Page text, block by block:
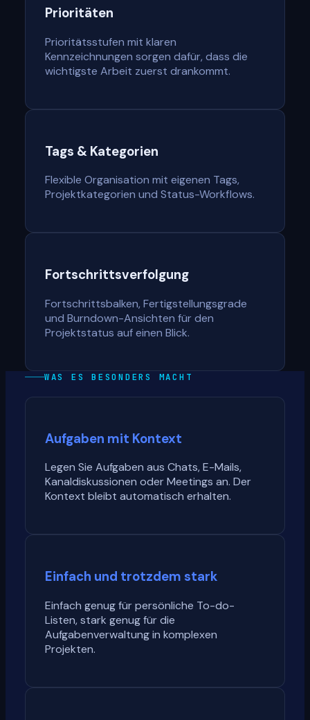
Prioritäten
Prioritätsstufen mit klaren
Kennzeichnungen sorgen dafür, dass die
wichtigste Arbeit zuerst drankommt.
Tags & Kategorien
Flexible Organisation mit eigenen Tags,
Projektkategorien und Status-Workflows.
Fortschrittsverfolgung
Fortschrittsbalken, Fertigstellungsgrade
und Burndown-Ansichten für den
Projektstatus auf einen Blick.
WAS ES BESONDERS MACHT
Aufgaben mit Kontext
Legen Sie Aufgaben aus Chats, E-Mails,
Kanaldiskussionen oder Meetings an. Der
Kontext bleibt automatisch erhalten.
Einfach und trotzdem stark
Einfach genug für persönliche To-do-
Listen, stark genug für die
Aufgabenverwaltung in komplexen
Projekten.